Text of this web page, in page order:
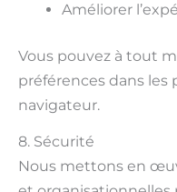
Améliorer
Vous pouvez à tout
préférences dans les
navigateur.
8. Sécurité
Nous mettons en